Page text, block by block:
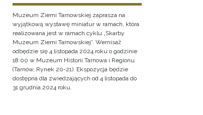
Muzeum Ziemi Tarnowskiej zaprasza na
wyjątkową wystawę miniatur w ramach, która
realizowana jest w ramach cyklu „Skarby
Muzeum Ziemi Tarnowskiej”. Wernisaż
odbędzie się 4 listopada 2024 roku o godzinie
18:00 w Muzeum Historii Tarnowa i Regionu
(Tarnów, Rynek 20-21). Ekspozycja będzie
dostępna dla zwiedzających od 4 listopada do
31 grudnia 2024 roku.